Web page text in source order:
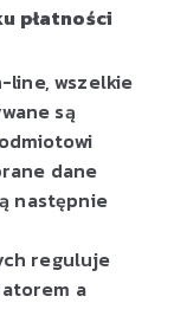
płatności
line, wszelkie
są
dane
następnie
reguluje
a